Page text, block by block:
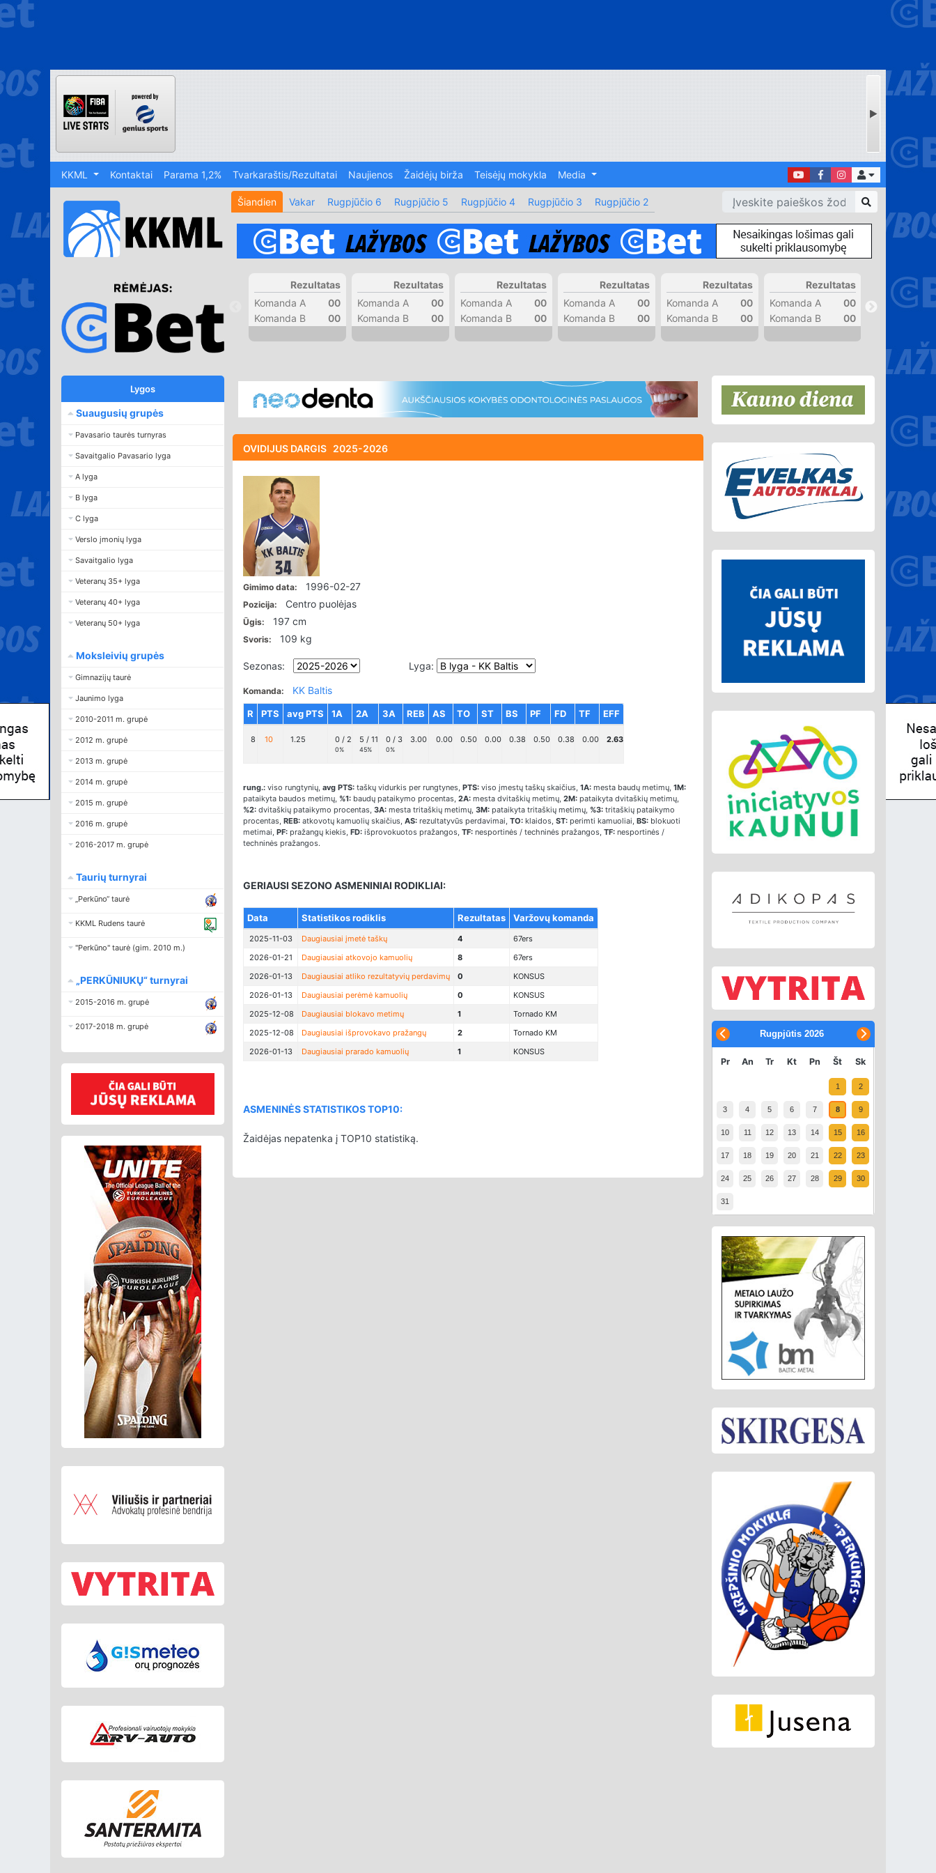
KKML Kontaktai Parama 1,2% Tvarkaraštis/Rezultatai Naujienos Žaidėjų birža Teisėjų mokykla Media
Šiandien Vakar Rugpjūčio 6 Rugpjūčio 5 Rugpjūčio 4 Rugpjūčio 3 Rugpjūčio 2
Rezultatas
00
Komanda A
00
Komanda B
Rezultatas
00
Komanda A
00
Komanda B
Rezultatas
00
Komanda A
00
Komanda B
Rezultatas
00
Komanda A
00
Komanda B
Rezultatas
00
Komanda A
00
Komanda B
Rezultatas
00
Komanda A
00
Komanda B
Komanda A
Lygos
Suaugusių grupės
Pavasario taurės turnyras
Savaitgalio Pavasario lyga
A lyga
B lyga
C lyga
Verslo įmonių lyga
Savaitgalio lyga
Veteranų 35+ lyga
Veteranų 40+ lyga
Veteranų 50+ lyga
Moksleivių grupės
Gimnazijų taurė
Jaunimo lyga
2010-2011 m. grupė
2012 m. grupė
2013 m. grupė
2014 m. grupė
2015 m. grupė
2016 m. grupė
2016-2017 m. grupė
Taurių turnyrai
„Perkūno“ taurė
KKML Rudens taurė
"Perkūno" taurė (gim. 2010 m.)
„PERKŪNIUKŲ“ turnyrai
2015-2016 m. grupė
2017-2018 m. grupė
OVIDIJUS DARGIS2025-2026
Gimimo data: 1996-02-27
Pozicija: Centro puolėjas
Ūgis: 197 cm
Svoris: 109 kg
Sezonas: Lyga:
Komanda: KK Baltis
R PTS avg PTS 1A 2A 3A REB AS TO ST BS PF FD TF EFF
8 10 1.25 0 / 2
0%
5 / 11
45%
0 / 3
0%
3.00 0.00 0.50 0.00 0.38 0.50 0.38 0.00 2.63
rung.:viso rungtynių, avg PTS:taškų vidurkis per rungtynes, PTS:viso įmestų taškų skaičius, 1A:mesta baudų metimų, 1M:
pataikyta baudos metimų, %1:baudų pataikymo procentas, 2A:mesta dvitaškių metimų, 2M:pataikyta dvitaškių metimų,
%2:dvitaškių pataikymo procentas, 3A:mesta tritaškių metimų, 3M:pataikyta tritaškių metimų, %3:tritaškių pataikymo
procentas, REB:atkovotų kamuolių skaičius, AS:rezultatyvūs perdavimai, TO:klaidos, ST:perimti kamuoliai, BS:blokuoti
metimai, PF:pražangų kiekis, FD:išprovokuotos pražangos, TF:nesportinės / techninės pražangos, TF:nesportinės /
techninės pražangos.
GERIAUSI SEZONO ASMENINIAI RODIKLIAI:
Data Statistikos rodiklis Rezultatas Varžovų komanda
2025-11-03 Daugiausiai įmetė taškų 4
67ers
2026-01-21
Daugiausiai atkovojo kamuolių 8
67ers
2026-01-13
Daugiausiai atliko rezultatyvių perdavimų 0
KONSUS
2026-01-13
Daugiausiai perėmė kamuolių 0
KONSUS
2025-12-08
Daugiausiai blokavo metimų 1
Tornado KM
2025-12-08
Daugiausiai išprovokavo pražangų 2
Tornado KM
2026-01-13
Daugiausiai prarado kamuolių 1 KONSUS
ASMENINĖS STATISTIKOS TOP10:
Žaidėjas nepatenka į TOP10 statistiką.
Rugpjūtis 2026
Pr An Tr Kt Pn Št Sk
1 2
3 4 5 6 7 8 9
10 11 12 13 14 15 16
17 18 19 20 21 22 23
24 25 26 27 28 29 30
31